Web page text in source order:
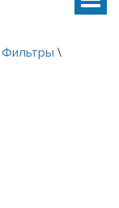
Фильтры \